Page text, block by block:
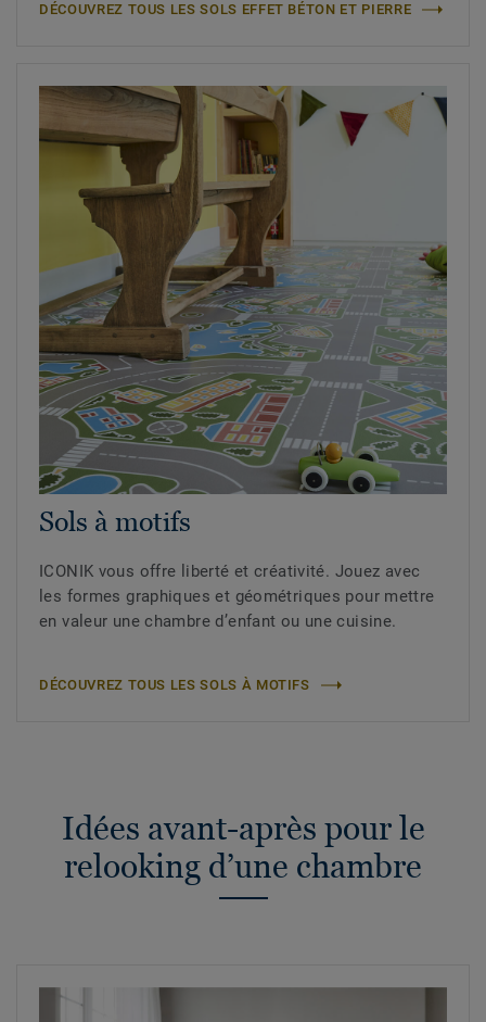
DÉCOUVREZ TOUS LES SOLS EFFET BÉTON ET PIERRE
Sols à motifs
ICONIK vous offre liberté et créativité. Jouez avec
les formes graphiques et géométriques pour mettre
en valeur une chambre d’enfant ou une cuisine.
DÉCOUVREZ TOUS LES SOLS À MOTIFS
Idées avant-après pour le
relooking d’une chambre